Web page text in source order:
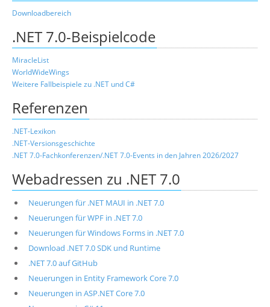
Downloadbereich
.NET 7.0-Beispielcode
MiracleList
WorldWideWings
Weitere Fallbeispiele zu .NET und C#
Referenzen
.NET-Lexikon
.NET-Versionsgeschichte
.NET 7.0-Fachkonferenzen/.NET 7.0-Events in den Jahren 2026/2027
Webadressen zu .NET 7.0
Neuerungen für .NET MAUI in .NET 7.0
Neuerungen für WPF in .NET 7.0
Neuerungen für Windows Forms in .NET 7.0
Download .NET 7.0 SDK und Runtime
.NET 7.0 auf GitHub
Neuerungen in Entity Framework Core 7.0
Neuerungen in ASP.NET Core 7.0